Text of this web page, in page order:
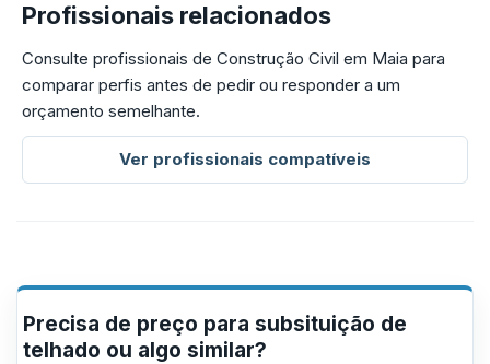
Profissionais relacionados
Consulte profissionais de Construção Civil em Maia para
comparar perfis antes de pedir ou responder a um
orçamento semelhante.
Ver profissionais compatíveis
Precisa de preço para subsituição de
telhado ou algo similar?